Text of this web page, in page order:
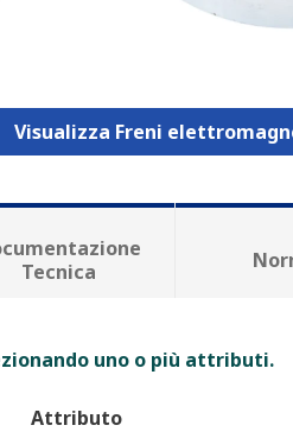
Visualizza Freni
Tecnica
uno o più attributi.
Attributo